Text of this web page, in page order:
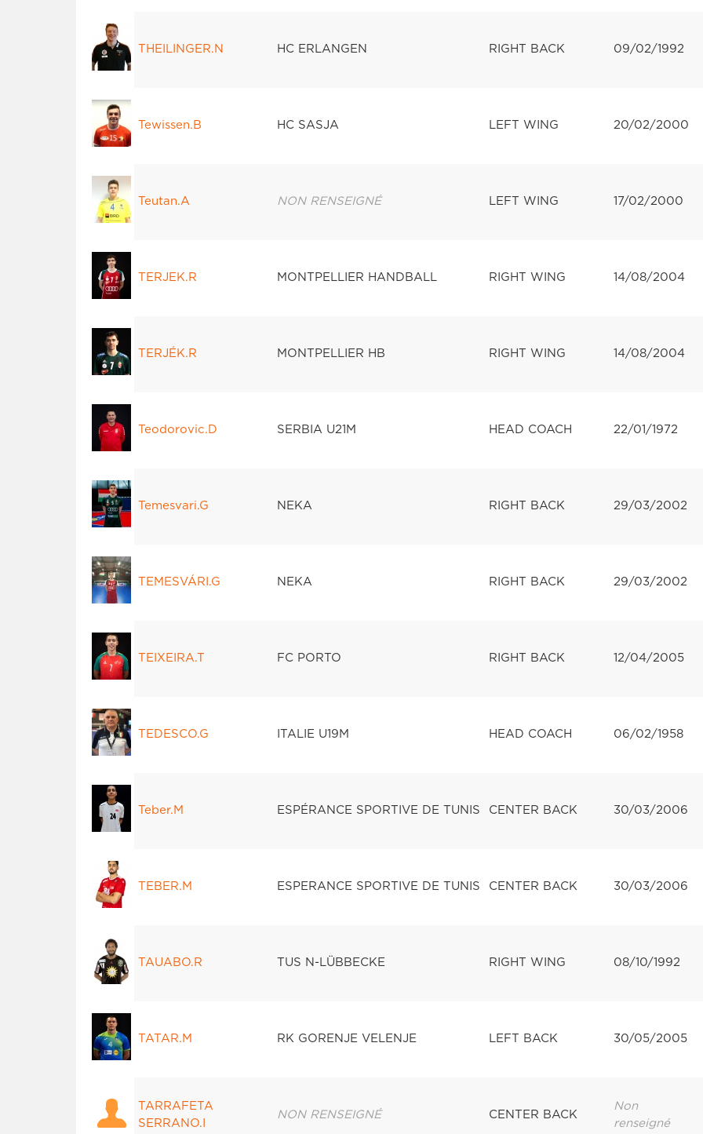
THEILINGER.N HC ERLANGEN RIGHT BACK 09/02/1992
Tewissen.B HC SASJA LEFT WING 20/02/2000
Teutan.A NON RENSEIGNÉ LEFT WING 17/02/2000
TERJEK.R MONTPELLIER HANDBALL RIGHT WING 14/08/2004
TERJÉK.R MONTPELLIER HB RIGHT WING 14/08/2004
Teodorovic.D SERBIA U21M HEAD COACH 22/01/1972
Temesvari.G NEKA RIGHT BACK 29/03/2002
TEMESVÁRI.G NEKA RIGHT BACK 29/03/2002
TEIXEIRA.T FC PORTO RIGHT BACK 12/04/2005
TEDESCO.G ITALIE U19M HEAD COACH 06/02/1958
Teber.M ESPÉRANCE SPORTIVE DE TUNIS CENTER BACK 30/03/2006
TEBER.M ESPERANCE SPORTIVE DE TUNIS CENTER BACK 30/03/2006
TAUABO.R TUS N-LÜBBECKE RIGHT WING 08/10/1992
TATAR.M RK GORENJE VELENJE LEFT BACK 30/05/2005
TARRAFETA
SERRANO.I
NON RENSEIGNÉ CENTER BACK
Non
renseigné